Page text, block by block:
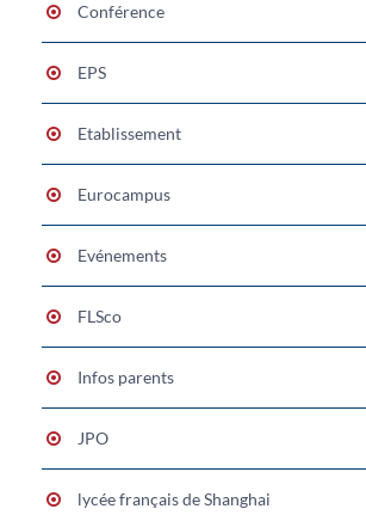
Conférence
EPS
Etablissement
Eurocampus
Evénements
FLSco
Infos parents
JPO
lycée français de Shanghai